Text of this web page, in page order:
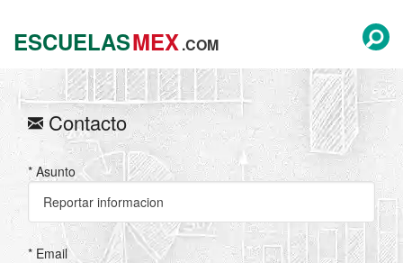
ESCUELASMEX.COM
Contacto
* Asunto
* Email